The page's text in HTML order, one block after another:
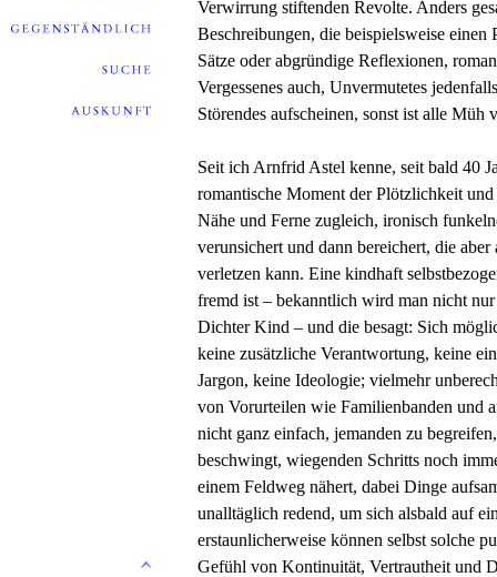
Verwirrung stiftenden Revolte. Anders
Beschreibungen, die beispielsweise einen
Sätze oder abgründige Reflexionen,
Vergessenes auch, Unvermutetes
Störendes aufscheinen, sonst ist alle Müh
Seit ich Arnfrid Astel kenne, seit bald 40
romantische Moment der Plötzlichkeit
Nähe und Ferne zugleich, ironisch
verunsichert und dann bereichert, die
verletzen kann. Eine kindhaft
fremd ist – bekanntlich wird man nicht
Dichter Kind – und die besagt: Sich
keine zusätzliche Verantwortung, keine
Jargon, keine Ideologie; vielmehr
von Vorurteilen wie Familienbanden und
nicht ganz einfach, jemanden zu
beschwingt, wiegenden Schritts noch
einem Feldweg nähert, dabei Dinge
unalltäglich redend, um sich alsbald auf
erstaunlicherweise können selbst solche
Gefühl von Kontinuität, Vertrautheit und